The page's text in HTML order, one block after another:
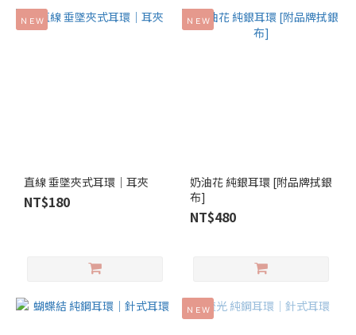
ＮＥＷ
直線 垂墜夾式耳環｜耳夾
NT$180
ＮＥＷ
奶油花 純銀耳環 [附品牌拭銀
布]
NT$480
ＮＥＷ